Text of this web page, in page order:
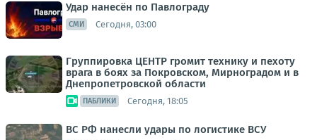
Удар нанесён по Павлограду
СМИ Сегодня, 03:00
Группировка ЦЕНТР громит технику и пехоту
врага в боях за Покровском, Мирноградом и в
Днепропетровской области
ПАБЛИКИ Сегодня, 18:05
ВС РФ нанесли удары по логистике ВСУ